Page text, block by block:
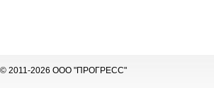
© 2011-2026 ООО "ПРОГРЕСС"